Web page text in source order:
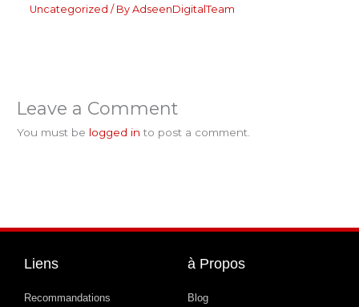
Uncategorized / By AdseenDigitalTeam
Leave a Comment
You must be logged in to post a comment.
Liens
Recommandations
à Propos
Blog